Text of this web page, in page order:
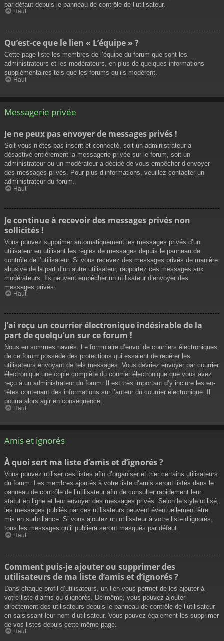
par défaut depuis le panneau de contrôle de l’utilisateur.
Haut
Qu’est-ce que le lien « L’équipe » ?
Cette page liste les membres de l’équipe du forum que sont les
administrateurs et les modérateurs, en plus de quelques informations
supplémentaires tels que les forums qu’ils modèrent.
Haut
Messagerie privée
Je ne peux pas envoyer de messages privés !
Soit vous n’êtes pas inscrit et connecté, soit un administrateur a
désactivé entièrement la messagerie privée sur le forum, soit un
administrateur ou un modérateur a décidé de vous empêcher d’envoyer
des messages privés. Pour plus d’informations, veuillez contacter un
administrateur du forum.
Haut
Je continue à recevoir des messages privés non
sollicités !
Vous pouvez supprimer automatiquement les messages privés d’un
utilisateur en utilisant les règles de messages depuis le panneau de
contrôle de l’utilisateur. Si vous recevez des messages privés de manière
abusive de la part d’un autre utilisateur, rapportez ces messages aux
modérateurs. Ils peuvent empêcher un utilisateur d’envoyer des
messages privés.
Haut
J’ai reçu un courrier électronique indésirable de la
part de quelqu’un sur ce forum !
Nous en sommes navrés. Le formulaire d’envoi de courriers électroniques
de ce forum possède des protections qui essaient de repérer les
utilisateurs envoyant de tels messages. Vous devriez envoyer par courrier
électronique une copie complète du courrier électronique que vous avez
reçu à un administrateur du forum. Il est très important d’y inclure les en-
têtes contenant des informations sur l’auteur du courrier électronique. Il
pourra alors agir en conséquence.
Haut
Amis et ignorés
À quoi sert ma liste d’amis et d’ignorés ?
Vous pouvez utiliser ces listes afin d’organiser et trier certains utilisateurs
du forum. Les membres ajoutés à votre liste d’amis seront listés dans le
panneau de contrôle de l’utilisateur afin de consulter rapidement leur
statut en ligne et leur envoyer des messages privés. Selon le style utilisé,
les messages publiés par ces utilisateurs peuvent éventuellement être
mis en surbrillance. Si vous ajoutez un utilisateur à votre liste d’ignorés,
tous les messages qu’il publiera seront masqués par défaut.
Haut
Comment puis-je ajouter ou supprimer des
utilisateurs de ma liste d’amis et d’ignorés ?
Dans chaque profil d’utilisateurs, un lien vous permet de les ajouter à
votre liste d’amis ou d’ignorés. De même, vous pouvez ajouter
directement des utilisateurs depuis le panneau de contrôle de l’utilisateur
en saisissant leur nom d’utilisateur. Vous pouvez également les supprimer
de vos listes depuis cette même page.
Haut